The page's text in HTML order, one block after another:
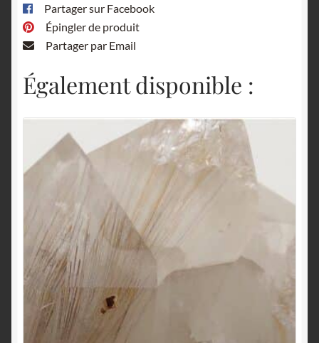
Partager sur Facebook
Épingler de produit
Partager par Email
Également disponible :